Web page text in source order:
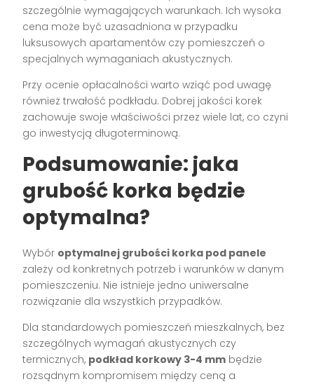
szczególnie wymagających warunkach. Ich wysoka
cena może być uzasadniona w przypadku
luksusowych apartamentów czy pomieszczeń o
specjalnych wymaganiach akustycznych.
Przy ocenie opłacalności warto wziąć pod uwagę
również trwałość podkładu. Dobrej jakości korek
zachowuje swoje właściwości przez wiele lat, co czyni
go inwestycją długoterminową.
Podsumowanie: jaka
grubość korka będzie
optymalna?
Wybór optymalnej grubości korka pod panele
zależy od konkretnych potrzeb i warunków w danym
pomieszczeniu. Nie istnieje jedno uniwersalne
rozwiązanie dla wszystkich przypadków.
Dla standardowych pomieszczeń mieszkalnych, bez
szczególnych wymagań akustycznych czy
termicznych, podkład korkowy 3-4 mm będzie
rozsądnym kompromisem między ceną a